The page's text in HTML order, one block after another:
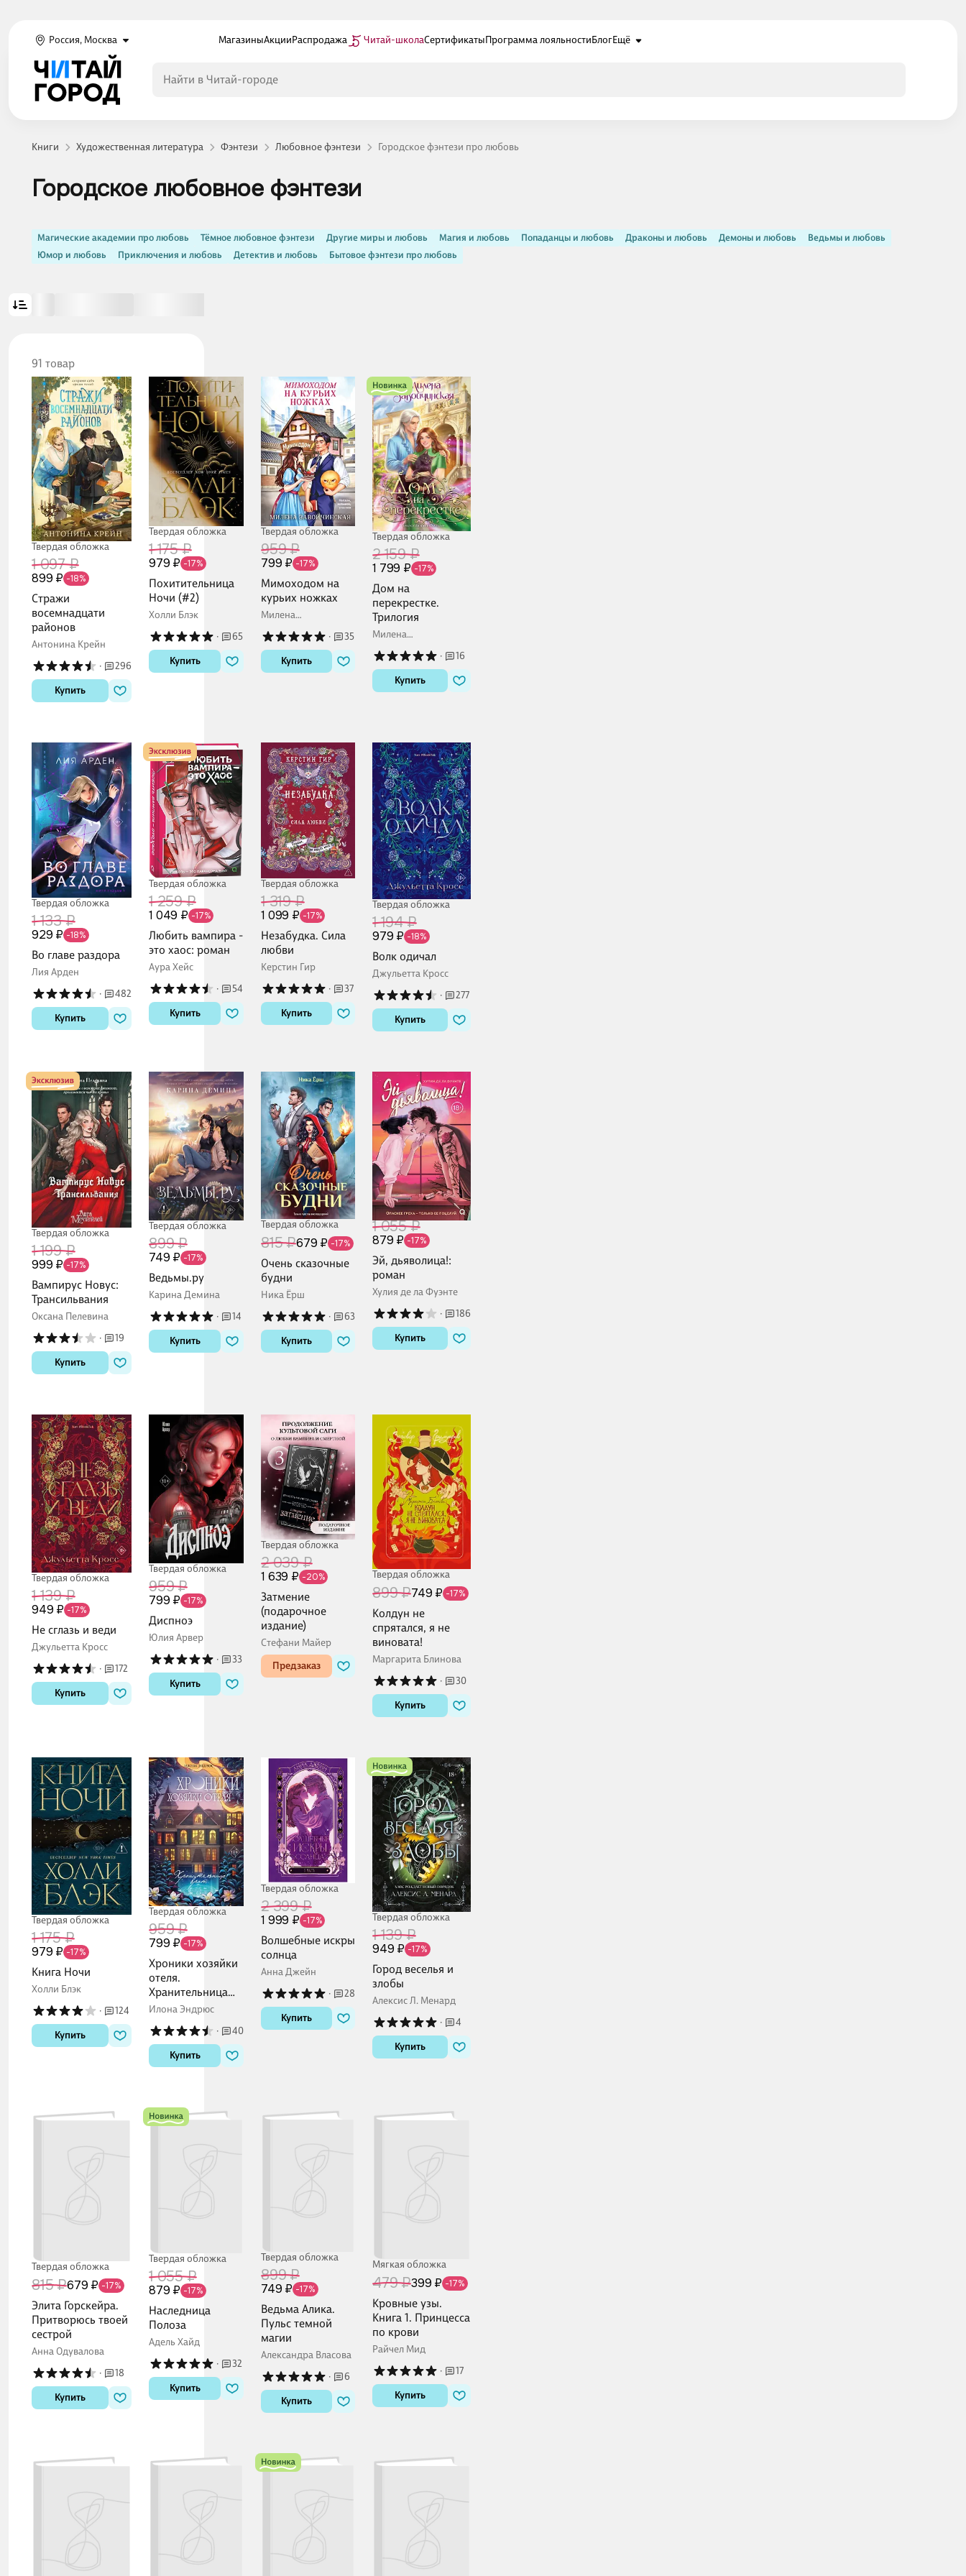
Россия, Москва МагазиныАкцииРаспродажа Читай-школаСертификатыПрограмма лояльностиБлогЕщё
Книги Художественная литература Фэнтези Любовное фэнтези Городское фэнтези про любовь
Городское любовное фэнтези
Магические академии про любовь Тёмное любовное фэнтези Другие миры и любовь Магия и любовь Попаданцы и любовь Драконы и любовь Демоны и любовь
Ведьмы и любовь
Юмор и любовь
Приключения и любовь Детектив и любовь Бытовое фэнтези про любовь
91 товар
Твердая обложка
1 097 ₽
899 ₽ -18%
Стражи
восемнадцати
районов
Антонина Крейн
·
296
Купить
Твердая обложка
1 175 ₽
979 ₽ -17%
Похитительница
Ночи (#2)
Холли Блэк
·
65
Купить
Твердая обложка
959 ₽
799 ₽ -17%
Мимоходом на
курьих ножках
Милена
·
35
Купить
Твердая обложка
2 159 ₽
1 799 ₽ -17%
Дом на
перекрестке.
Трилогия
Милена
·
16
Купить
Твердая обложка
1 133 ₽
929 ₽ -18%
Во главе раздора
Лия Арден
·
482
Купить
Твердая обложка
1 259 ₽
1 049 ₽ -17%
Любить вампира -
это хаос: роман
Аура Хейс
·
54
Купить
Твердая обложка
1 319 ₽
1 099 ₽ -17%
Незабудка. Сила
любви
Керстин Гир
·
37
Купить
Твердая обложка
1 194 ₽
979 ₽ -18%
Волк одичал
Джульетта Кросс
·
277
Купить
Твердая обложка
1 199 ₽
999 ₽ -17%
Вампирус Новус:
Трансильвания
Оксана Пелевина
·
19
Купить
Твердая обложка
899 ₽
749 ₽ -17%
Ведьмы.ру
Карина Демина
·
14
Купить
Твердая обложка
815 ₽679 ₽ -17%
Очень сказочные
будни
Ника Ёрш
·
63
Купить
1 055 ₽
879 ₽ -17%
Эй, дьяволица!:
роман
Хулия де ла Фуэнте
·
186
Купить
Твердая обложка
1 139 ₽
949 ₽ -17%
Не сглазь и веди
Джульетта Кросс
·
172
Купить
Твердая обложка
959 ₽
799 ₽ -17%
Диспноэ
Юлия Арвер
·
33
Купить
Твердая обложка
2 039 ₽
1 639 ₽ -20%
Затмение
(подарочное
издание)
Стефани Майер
Предзаказ
Твердая обложка
899 ₽749 ₽ -17%
Колдун не
спрятался, я не
виновата!
Маргарита Блинова
·
30
Купить
Твердая обложка
1 175 ₽
979 ₽ -17%
Книга Ночи
Холли Блэк
·
124
Купить
Твердая обложка
959 ₽
799 ₽ -17%
Хроники хозяйки
отеля.
Хранительница
врат (#1)
Илона Эндрюс
·
40
Купить
Твердая обложка
2 399 ₽
1 999 ₽ -17%
Волшебные искры
солнца
Анна Джейн
·
28
Купить
Твердая обложка
1 139 ₽
949 ₽ -17%
Город веселья и
злобы
Алексис Л. Менард
·
4
Купить
Твердая обложка
815 ₽679 ₽ -17%
Элита Горскейра.
Притворюсь твоей
сестрой
Анна Одувалова
·
18
Купить
Твердая обложка
1 055 ₽
879 ₽ -17%
Наследница
Полоза
Адель Хайд
·
32
Купить
Твердая обложка
899 ₽
749 ₽ -17%
Ведьма Алика.
Пульс темной
магии
Александра Власова
·
6
Купить
Мягкая обложка
479 ₽399 ₽ -17%
Кровные узы.
Книга 1. Принцесса
по крови
Райчел Мид
·
17
Купить